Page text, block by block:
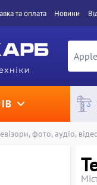
та оплата Новини
фото, аудіо,